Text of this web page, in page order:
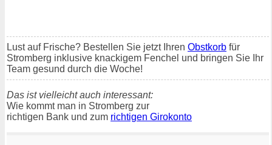
Lust auf Frische? Bestellen Sie jetzt Ihren Obstkorb für
Stromberg inklusive knackigem Fenchel und bringen Sie Ihr
Team gesund durch die Woche!
Das ist vielleicht auch interessant:
Wie kommt man in Stromberg zur
richtigen Bank und zum richtigen Girokonto